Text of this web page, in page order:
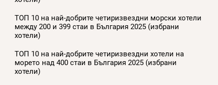
ТОП 10 на най-добрите четиризвездни морски хотели
между 200 и 399 стаи в България 2025 (избрани
хотели)
ТОП 10 на най-добрите четиризвездни хотели на
морето над 400 стаи в България 2025 (избрани
хотели)